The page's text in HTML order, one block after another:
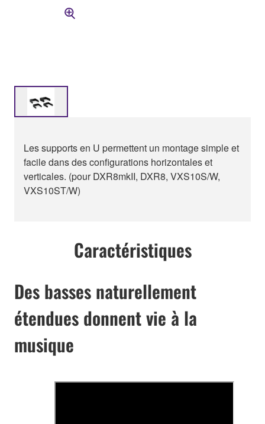
Les supports en U permettent un montage simple et
facile dans des configurations horizontales et
verticales. (pour DXR8mkII, DXR8, VXS10S/W,
VXS10ST/W)
Caractéristiques
Des basses naturellement
étendues donnent vie à la
musique